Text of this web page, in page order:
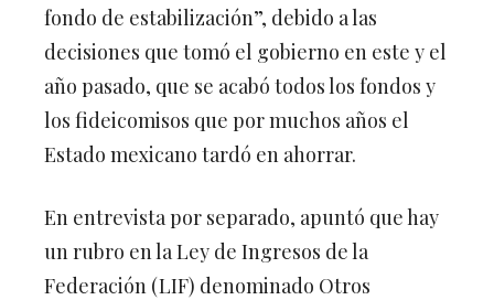
fondo de estabilización”, debido a las
decisiones que tomó el gobierno en este y el
año pasado, que se acabó todos los fondos y
los fideicomisos que por muchos años el
Estado mexicano tardó en ahorrar.
En entrevista por separado, apuntó que hay
un rubro en la Ley de Ingresos de la
Federación (LIF) denominado Otros